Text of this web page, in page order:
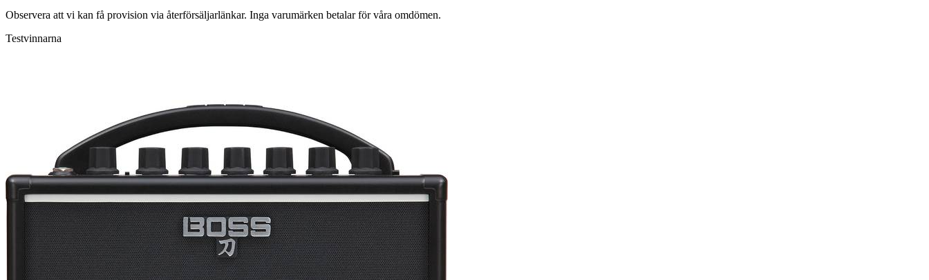
Observera att vi kan få provision via återförsäljarlänkar. Inga varumärken betalar för våra omdömen.
Testvinnarna